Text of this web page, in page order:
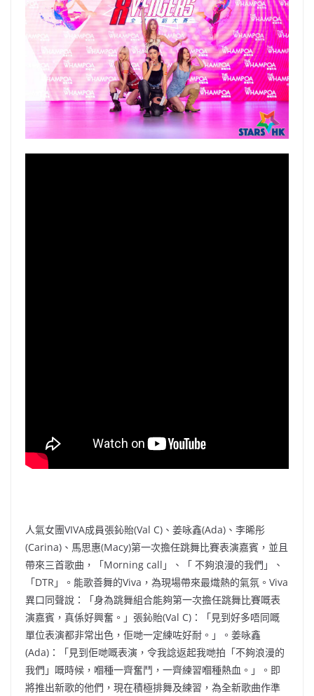
人氣女團VIVA成員張鈊貽(Val C)、姜咏鑫(Ada)、李晞彤
(Carina)、馬思惠(Macy)第一次擔任跳舞比賽表演嘉賓，並且
帶來三首歌曲，「Morning call」、「 ⁠不夠浪漫的我們」、
「DTR」。能歌善舞的Viva，為現場帶來最熾熱的氣氛。Viva
異口同聲說：「身為跳舞組合能夠第一次擔任跳舞比賽嘅表
演嘉賓，真係好興奮。」張鈊貽(Val C)：「見到好多唔同嘅
單位表演都非常出色，佢哋一定練咗好耐。」。姜咏鑫
(Ada)：「見到佢哋嘅表演，令我諗返起我哋拍「不夠浪漫的
我們」嘅時候，嗰種一齊奮鬥，一齊練習嗰種熱血。」。即
將推出新歌的他們，現在積極排舞及練習，為全新歌曲作準